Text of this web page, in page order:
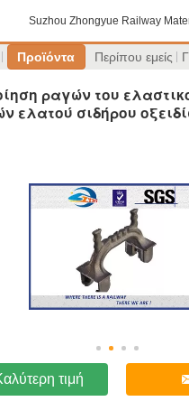
Suzhou Zhongyue Railway
Προϊόντα Περίπου εμείς
ραγών του
ελατού σιδήρου
τιμή